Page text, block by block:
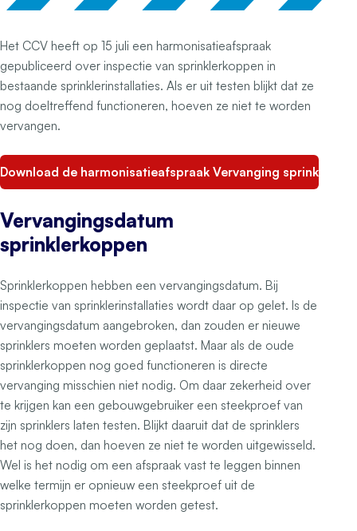
Het CCV heeft op 15 juli een harmonisatieafspraak
gepubliceerd over inspectie van sprinklerkoppen in
bestaande sprinklerinstallaties. Als er uit testen blijkt dat ze
nog doeltreffend functioneren, hoeven ze niet te worden
vervangen.
Download de harmonisatieafspraak Vervanging sprinklers
Vervangingsdatum
sprinklerkoppen
Sprinklerkoppen hebben een vervangingsdatum. Bij
inspectie van sprinklerinstallaties wordt daar op gelet. Is de
vervangingsdatum aangebroken, dan zouden er nieuwe
sprinklers moeten worden geplaatst. Maar als de oude
sprinklerkoppen nog goed functioneren is directe
vervanging misschien niet nodig. Om daar zekerheid over
te krijgen kan een gebouwgebruiker een steekproef van
zijn sprinklers laten testen. Blijkt daaruit dat de sprinklers
het nog doen, dan hoeven ze niet te worden uitgewisseld.
Wel is het nodig om een afspraak vast te leggen binnen
welke termijn er opnieuw een steekproef uit de
sprinklerkoppen moeten worden getest.